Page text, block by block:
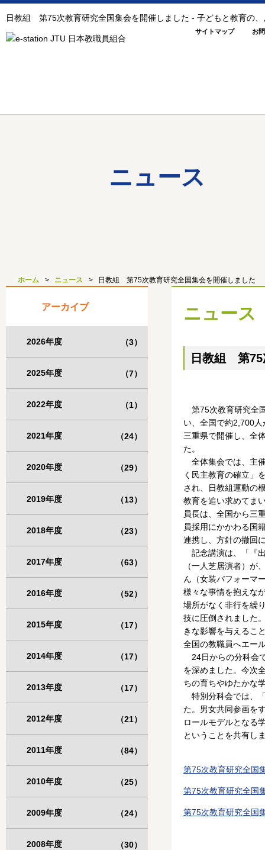
日教組 第75次教育研究全国集会を開催しました - 子どもと教育
サイトマップ お
ニュース
ホーム ニュース 日教組 第75次教育研究全国集会を開催しました
ニュース
日教組 第75
第75次教育研究全
い、全国で約2,700
三重県で開催し、全
た。
全体集会では、主
く民主教育の確立」
され、日教組運動の
教育を追い求めてま
員長は、全国から三
員採用にかかわる国
連携し、方針の撤回
記念講演は、「『
（一人芝居演者）が
ん（女装パフォーマ
様々な事情を抱えな
場所がなく非行を繰
技に圧倒されました
きな影響を与えるこ
全国の教職員へエー
24日からの分科会
を深めました。今次
ちの育ちやゆたかな
特別分科会では、
た。男女共同参画を
ロールモデルとなる
ということを共有し
第75次教育研究全国
第75次教育研究全国
第75次教育研究全国
アーカイブ
2026年度 （3）
2025年度 （7）
2022年度 （1）
2021年度 （24）
2020年度 （29）
2019年度 （13）
2018年度 （23）
2017年度 （63）
2016年度 （52）
2015年度 （17）
2014年度 （17）
2013年度 （17）
2012年度 （21）
2011年度 （84）
2010年度 （25）
2009年度 （24）
2008年度 （30）